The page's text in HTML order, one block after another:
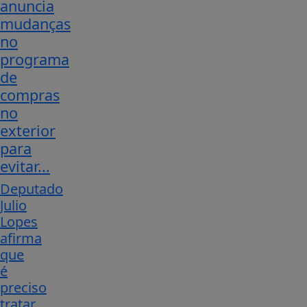
anuncia
mudanças
no
programa
de
compras
no
exterior
para
evitar...
Deputado
Julio
Lopes
afirma
que
é
preciso